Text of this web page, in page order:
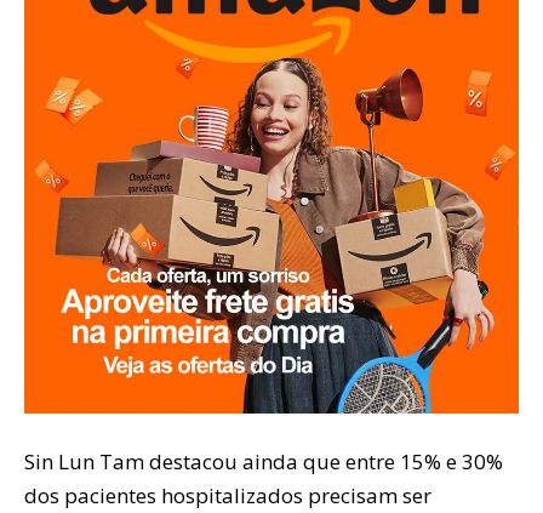
Sin Lun Tam destacou ainda que entre 15% e 30%
dos pacientes hospitalizados precisam ser